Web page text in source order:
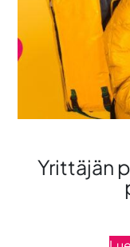
Yrittäjän